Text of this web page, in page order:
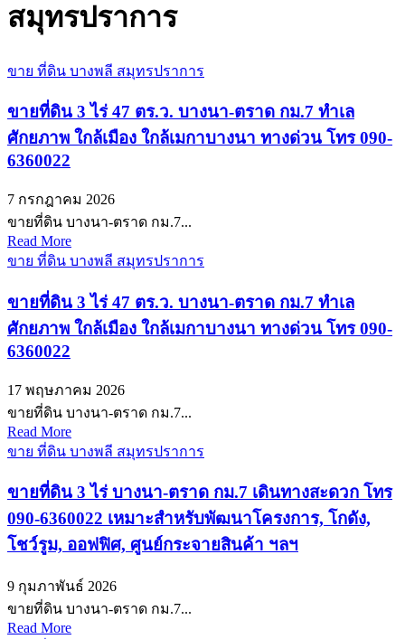
สมุทรปราการ
ขาย ที่ดิน บางพลี สมุทรปราการ
ขายที่ดิน 3 ไร่ 47 ตร.ว. บางนา-ตราด กม.7 ทำเล
ศักยภาพ ใกล้เมือง ใกล้เมกาบางนา ทางด่วน โทร 090-
6360022
7 กรกฎาคม 2026
ขายที่ดิน บางนา-ตราด กม.7...
Read More
ขาย ที่ดิน บางพลี สมุทรปราการ
ขายที่ดิน 3 ไร่ 47 ตร.ว. บางนา-ตราด กม.7 ทำเล
ศักยภาพ ใกล้เมือง ใกล้เมกาบางนา ทางด่วน โทร 090-
6360022
17 พฤษภาคม 2026
ขายที่ดิน บางนา-ตราด กม.7...
Read More
ขาย ที่ดิน บางพลี สมุทรปราการ
ขายที่ดิน 3 ไร่ บางนา-ตราด กม.7 เดินทางสะดวก โทร
090-6360022 เหมาะสำหรับพัฒนาโครงการ, โกดัง,
โชว์รูม, ออฟฟิศ, ศูนย์กระจายสินค้า ฯลฯ
9 กุมภาพันธ์ 2026
ขายที่ดิน บางนา-ตราด กม.7...
Read More